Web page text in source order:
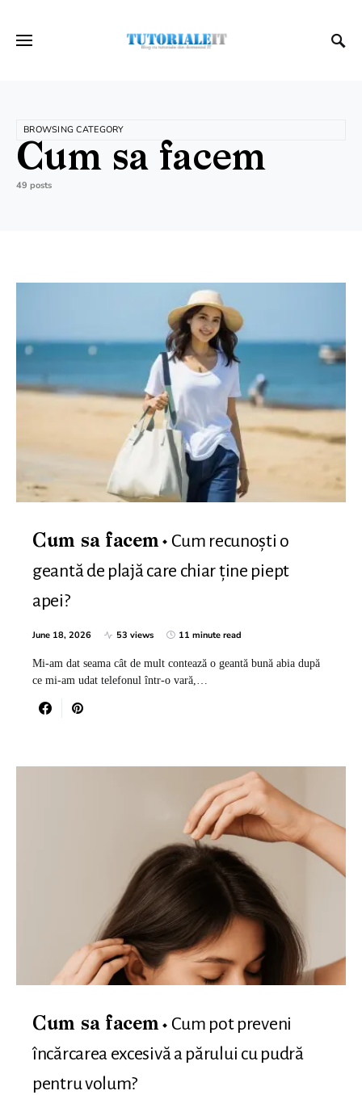
BROWSING CATEGORY
Cum sa facem
49 posts
Cum sa facem
Cum recunoști o
geantă de plajă care chiar ține piept
apei?
June 18, 2026 53 views 11 minute read
Mi-am dat seama cât de mult contează o geantă bună abia după
ce mi-am udat telefonul într-o vară,…
Cum sa facem
Cum pot preveni
încărcarea excesivă a părului cu pudră
pentru volum?